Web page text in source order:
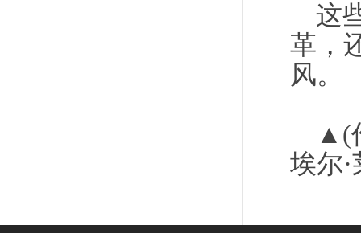
这
革，
风。
▲(
埃尔